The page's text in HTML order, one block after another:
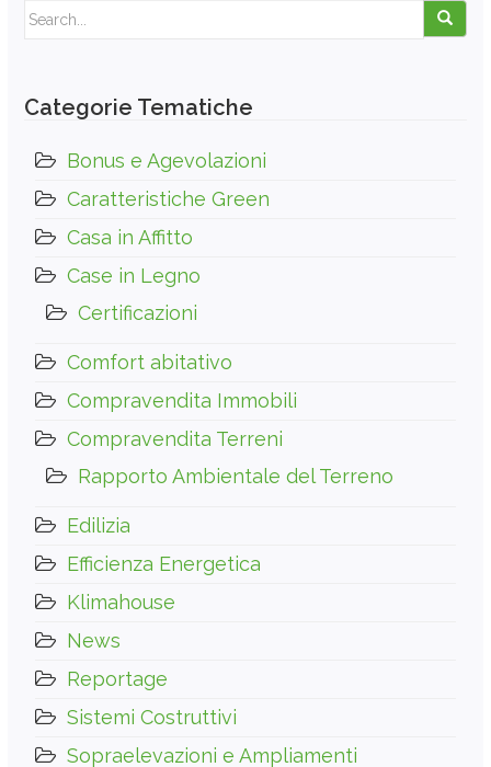
Categorie Tematiche
Bonus e Agevolazioni
Caratteristiche Green
Casa in Affitto
Case in Legno
Certificazioni
Comfort abitativo
Compravendita Immobili
Compravendita Terreni
Rapporto Ambientale del Terreno
Edilizia
Efficienza Energetica
Klimahouse
News
Reportage
Sistemi Costruttivi
Sopraelevazioni e Ampliamenti